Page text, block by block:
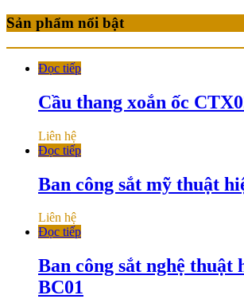
Sản phẩm nổi bật
Đọc tiếp
Cầu thang xoắn ốc
Liên hệ
Đọc tiếp
Ban công sắt mỹ thuật
Liên hệ
Đọc tiếp
Ban công sắt nghệ thuật
BC01